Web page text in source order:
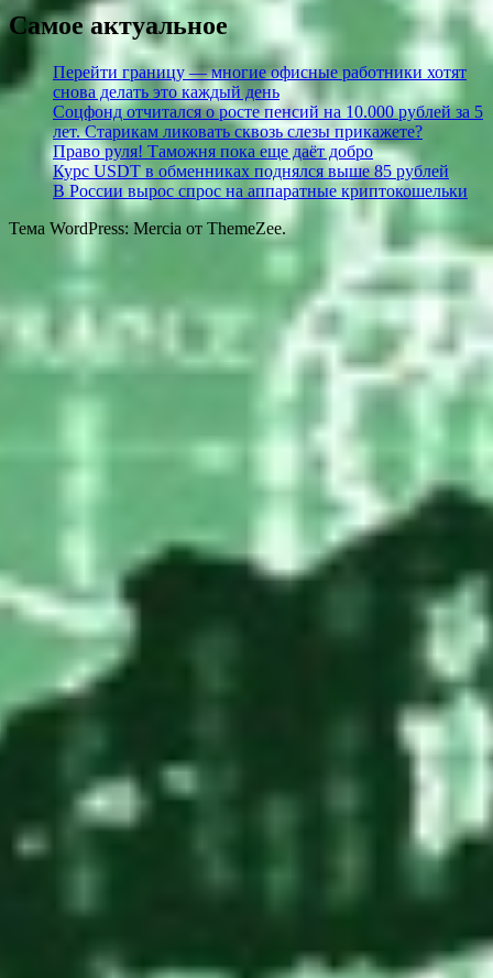
Самое актуальное
Перейти границу — многие офисные работники хотят
снова делать это каждый день
Соцфонд отчитался о росте пенсий на 10.000 рублей за 5
лет. Старикам ликовать сквозь слезы прикажете?
Право руля! Таможня пока еще даёт добро
Курс USDT в обменниках поднялся выше 85 рублей
В России вырос спрос на аппаратные криптокошельки
Тема WordPress: Mercia от ThemeZee.